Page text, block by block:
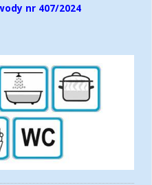
nr 407/2024